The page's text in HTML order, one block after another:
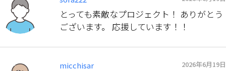
とっても素敵なプロジェクト！ ありがとう
ございます。 応援しています！！
micchisar 2026年6月19日